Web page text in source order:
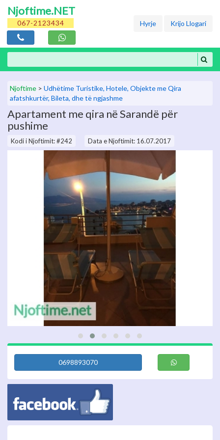
Njoftime.NET
067-2123434 Hyrje Krijo Llogari
Njoftime > Udhëtime Turistike, Hotele, Objekte me Qira
afatshkurtër, Bileta, dhe të ngjashme
Apartament me qira në Sarandë për
pushime
Kodi i Njoftimit: #242 Data e Njoftimit: 16.07.2017
0698893070